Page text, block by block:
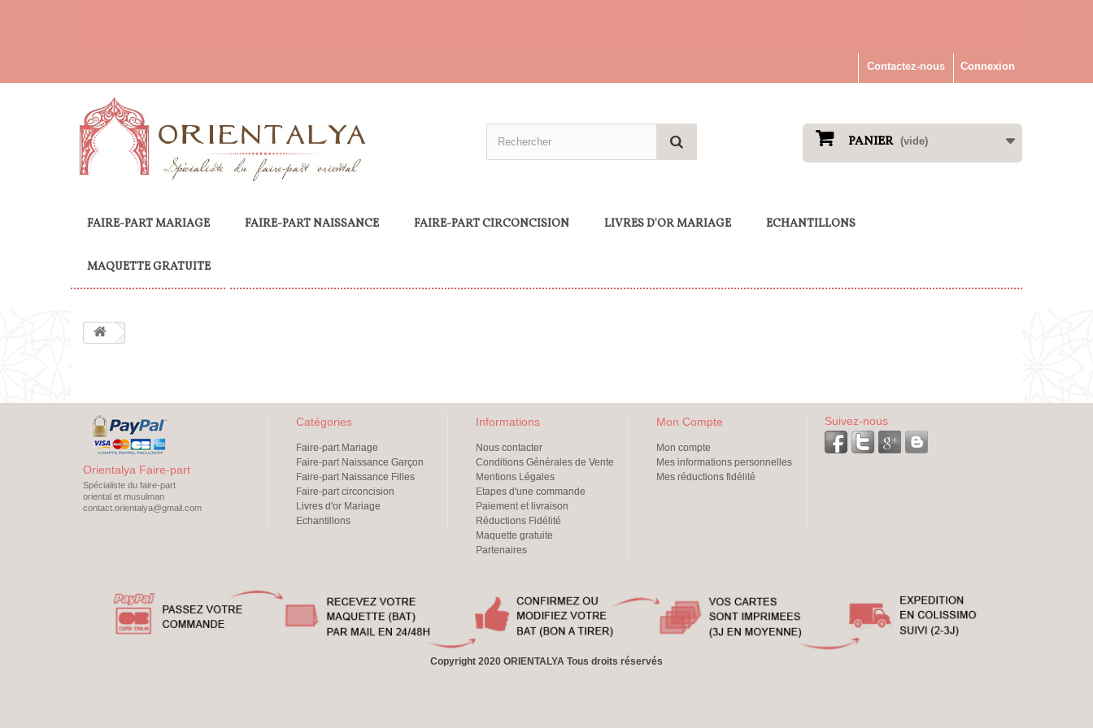
Connexion
Contactez-nous
PANIER (vide)
FAIRE-PART MARIAGE FAIRE-PART NAISSANCE FAIRE-PART CIRCONCISION LIVRES D'OR MARIAGE ECHANTILLONS
MAQUETTE GRATUITE
Orientalya Faire-part
Spécialiste du faire-part
oriental et musulman
contact.orientalya@gmail.com
Catégories
Faire-part Mariage
Faire-part Naissance Garçon
Faire-part Naissance Filles
Faire-part circoncision
Livres d'or Mariage
Echantillons
Informations
Nous contacter
Conditions Générales de Vente
Mentions Légales
Etapes d'une commande
Paiement et livraison
Réductions Fidélité
Maquette gratuite
Partenaires
Mon Compte
Mon compte
Mes informations personnelles
Mes réductions fidélité
Suivez-nous
Copyright 2020 ORIENTALYA Tous droits réservés